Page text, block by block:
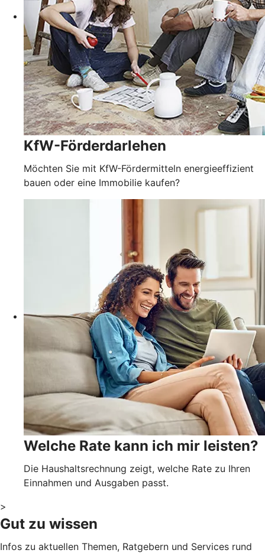
KfW-Förderdarlehen
Möchten Sie mit KfW-Fördermitteln energieeffizient
bauen oder eine Immobilie kaufen?
Welche Rate kann ich mir leisten?
Die Haushaltsrechnung zeigt, welche Rate zu Ihren
Einnahmen und Ausgaben passt.
>
Gut zu wissen
Infos zu aktuellen Themen, Ratgebern und Services rund